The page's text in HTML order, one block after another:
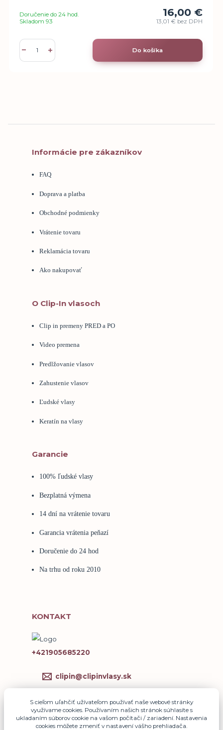
16,00 €
13,01 € bez DPH
Doručenie do 24 hod.
Skladom 93
Do košíka
Informácie pre zákazníkov
FAQ
Doprava a platba
Obchodné podmienky
Vrátenie tovaru
Reklamácia tovaru
Ako nakupovať
O Clip-In vlasoch
Clip in premeny PRED a PO
Video premena
Predlžovanie vlasov
Zahustenie vlasov
Ľudské vlasy
Keratín na vlasy
Garancie
100% ľudské vlasy
Bezplatná výmena
14 dní na vrátenie tovaru
Garancia vrátenia peňazí
Doručenie do 24 hod
Na trhu od roku 2010
KONTAKT
+421905685220
clipin@clipinvlasy.sk
S cieľom uľahčiť užívateľom používať naše webové stránky
využívame cookies. Používaním našich stránok súhlasíte s
ukladaním súborov cookie na vašom počítači / zariadení. Nastavenia
cookies môžete zmeniť v nastavení vášho prehliadača.